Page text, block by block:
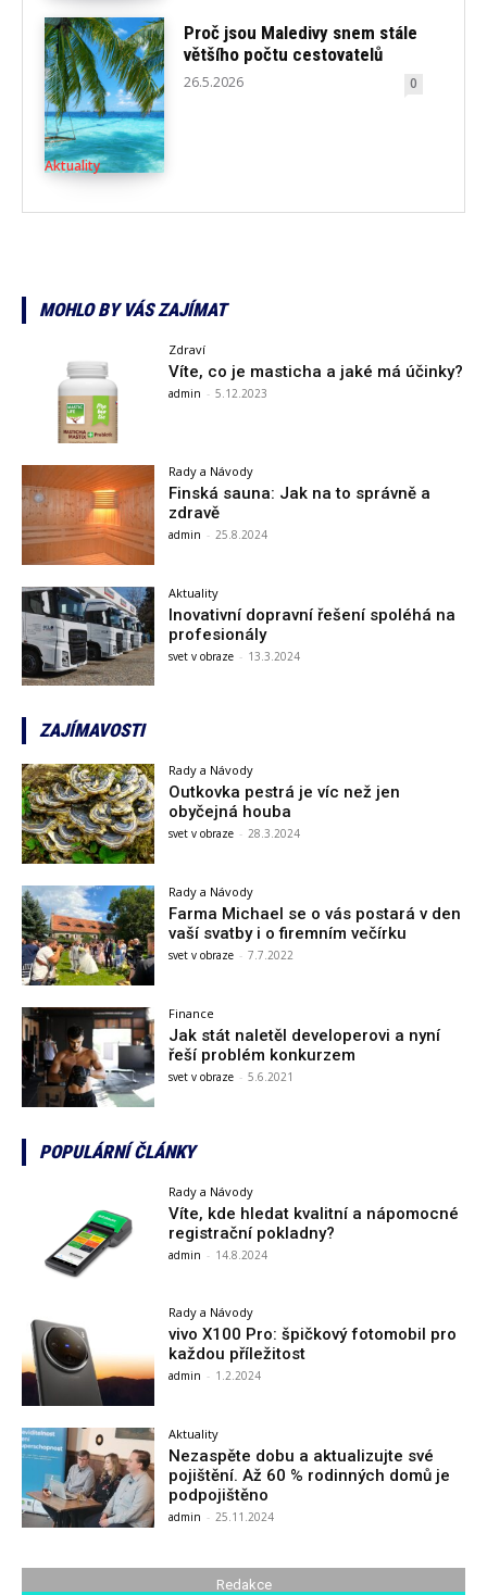
Aktuality
Proč jsou Maledivy snem stále
většího počtu cestovatelů
26.5.2026 0
MOHLO BY VÁS ZAJÍMAT
Zdraví
Víte, co je masticha a jaké má účinky?
admin - 5.12.2023
Rady a Návody
Finská sauna: Jak na to správně a
zdravě
admin - 25.8.2024
Aktuality
Inovativní dopravní řešení spoléhá na
profesionály
svet v obraze - 13.3.2024
ZAJÍMAVOSTI
Rady a Návody
Outkovka pestrá je víc než jen
obyčejná houba
svet v obraze - 28.3.2024
Rady a Návody
Farma Michael se o vás postará v den
vaší svatby i o firemním večírku
svet v obraze - 7.7.2022
Finance
Jak stát naletěl developerovi a nyní
řeší problém konkurzem
svet v obraze - 5.6.2021
POPULÁRNÍ ČLÁNKY
Rady a Návody
Víte, kde hledat kvalitní a nápomocné
registrační pokladny?
admin - 14.8.2024
Rady a Návody
vivo X100 Pro: špičkový fotomobil pro
každou příležitost
admin - 1.2.2024
Aktuality
Nezaspěte dobu a aktualizujte své
pojištění. Až 60 % rodinných domů je
podpojištěno
admin - 25.11.2024
Redakce